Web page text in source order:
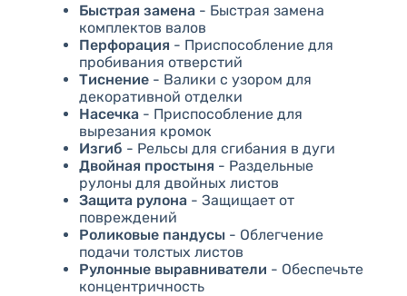
Быстрая замена- Быстрая замена
комплектов валов
Перфорация - Приспособление для
пробивания отверстий
Тиснение- Валики с узором для
декоративной отделки
Насечка- Приспособление для
вырезания кромок
Изгиб - Рельсы для сгибания в дуги
Двойная простыня - Раздельные
рулоны для двойных листов
Защита рулона- Защищает от
повреждений
Роликовые пандусы- Облегчение
подачи толстых листов
Рулонные выравниватели - Обеспечьте
концентричность